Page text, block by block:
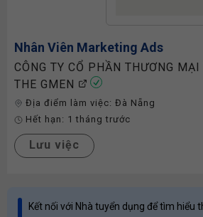
Nhân Viên Marketing Ads
CÔNG TY CỔ PHẦN THƯƠNG
THE GMEN
Địa điểm làm việc: Đà Nẵng
Hết hạn: 1 tháng trước
Lưu việc
Kết nối với Nhà tuyển dụng để tìm hiểu